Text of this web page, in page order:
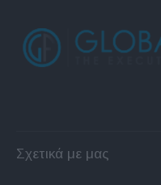
Σχετικά με μας